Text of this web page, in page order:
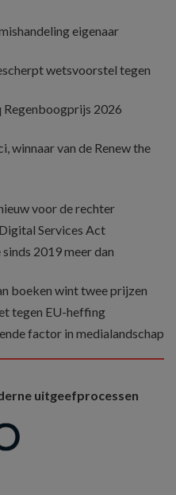
eigenaar
wetsvoorstel tegen
2026
winnaar van de Renew the
voor de rechter
Services Act
2019 meer dan
boeken wint twee prijzen
tegen EU-heffing
factor in medialandschap
uitgeefprocessen